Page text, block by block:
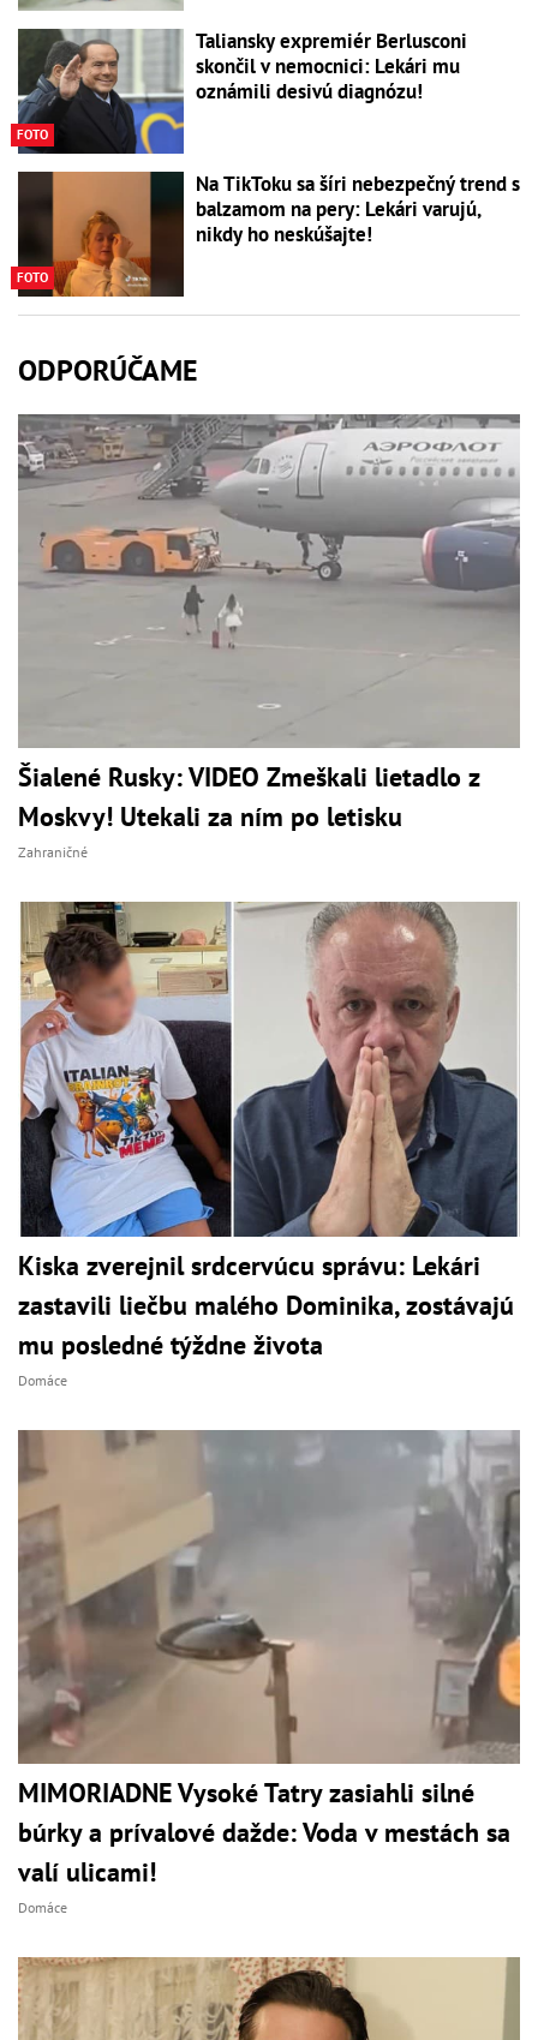
FOTO
Taliansky expremiér Berlusconi
skončil v nemocnici: Lekári mu
oznámili desivú diagnózu!
FOTO
Na TikToku sa šíri nebezpečný trend s
balzamom na pery: Lekári varujú,
nikdy ho neskúšajte!
ODPORÚČAME
Šialené Rusky: VIDEO Zmeškali lietadlo z
Moskvy! Utekali za ním po letisku
Zahraničné
Kiska zverejnil srdcervúcu správu: Lekári
zastavili liečbu malého Dominika, zostávajú
mu posledné týždne života
Domáce
MIMORIADNE Vysoké Tatry zasiahli silné
búrky a prívalové dažde: Voda v mestách sa
valí ulicami!
Domáce